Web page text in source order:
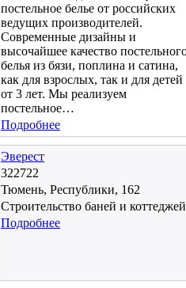
постельное белье от российских
ведущих производителей.
Современные дизайны и
высочайшее качество
белья из бязи, поплина и сатина,
как для взрослых, так и для детей
от 3 лет. Мы реализуем
постельное…
Подробнее
Эверест
322722
Тюмень, Республики, 162
Строительство баней и коттеджей
Подробнее